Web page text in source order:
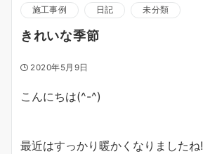
施工事例 日記 未分類
きれいな季節
2020年5月9日
こんにちは(^-^)
最近はすっかり暖かくなりましたね!